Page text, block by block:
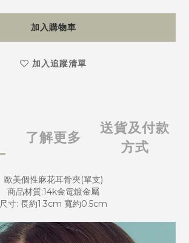
加入購物車
加入追蹤清單
了解更多
送貨及付款
方式
歐美個性麻花耳骨夾(單支)
商品材質:14k金電鍍金屬
尺寸: 長約1.3cm 寬約0.5cm